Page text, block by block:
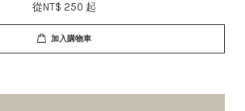
從NT$ 250 起
加入購物車